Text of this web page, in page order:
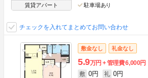
賃貸アパート 駐車場あり
チェックを入れてまとめてお問い合わせ
敷金なし 礼金なし
5.9万円 管理費6,000円
敷 0円 礼 0円